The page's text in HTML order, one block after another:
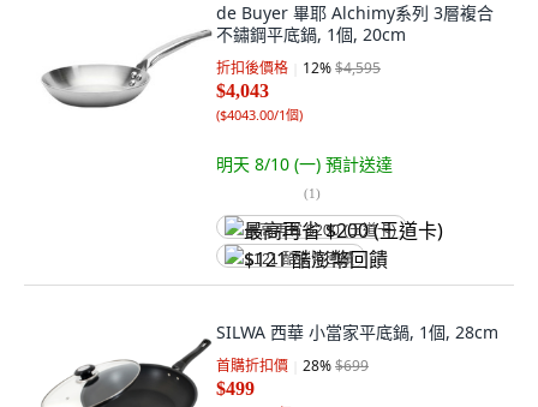
de Buyer 畢耶 Alchimy系列 3層複合
不鏽鋼平底鍋, 1個, 20cm
折扣後價格 12%$4,595
$4,043
($4043.00/1個)
明天 8/10 (一) 預計送達
(1)
最高再省 $200 (王道卡)
$121 酷澎幣回饋
SILWA 西華 小當家平底鍋, 1個, 28cm
首購折扣價 28%$699
$499